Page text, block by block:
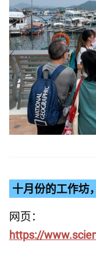
十月份的工作坊
网页：
https://